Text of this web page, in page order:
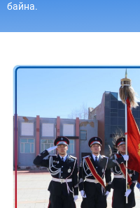
байна.